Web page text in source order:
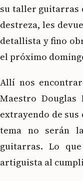
su taller guitarras
destreza, les
detallista y fino
el próximo
Allí nos
Maestro
extrayendo de
tema no serán
guitarras. Lo
artiguista al